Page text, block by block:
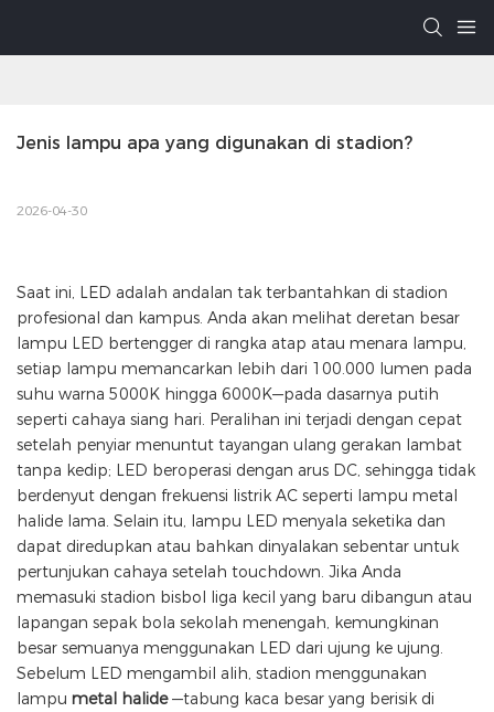
Jenis lampu apa yang digunakan di stadion?
2026-04-30
Saat ini, LED adalah andalan tak terbantahkan di stadion
profesional dan kampus. Anda akan melihat deretan besar
lampu LED bertengger di rangka atap atau menara lampu,
setiap lampu memancarkan lebih dari 100.000 lumen pada
suhu warna 5000K hingga 6000K—pada dasarnya putih
seperti cahaya siang hari. Peralihan ini terjadi dengan cepat
setelah penyiar menuntut tayangan ulang gerakan lambat
tanpa kedip; LED beroperasi dengan arus DC, sehingga tidak
berdenyut dengan frekuensi listrik AC seperti lampu metal
halide lama. Selain itu, lampu LED menyala seketika dan
dapat diredupkan atau bahkan dinyalakan sebentar untuk
pertunjukan cahaya setelah touchdown. Jika Anda
memasuki stadion bisbol liga kecil yang baru dibangun atau
lapangan sepak bola sekolah menengah, kemungkinan
besar semuanya menggunakan LED dari ujung ke ujung.
Sebelum LED mengambil alih, stadion menggunakan
lampu metal halide—tabung kaca besar yang berisik di